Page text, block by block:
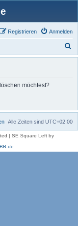
Anmelden
Registrieren
u
möchtest?
Alle Zeiten sind UTC+02:00
| SE Square Left by